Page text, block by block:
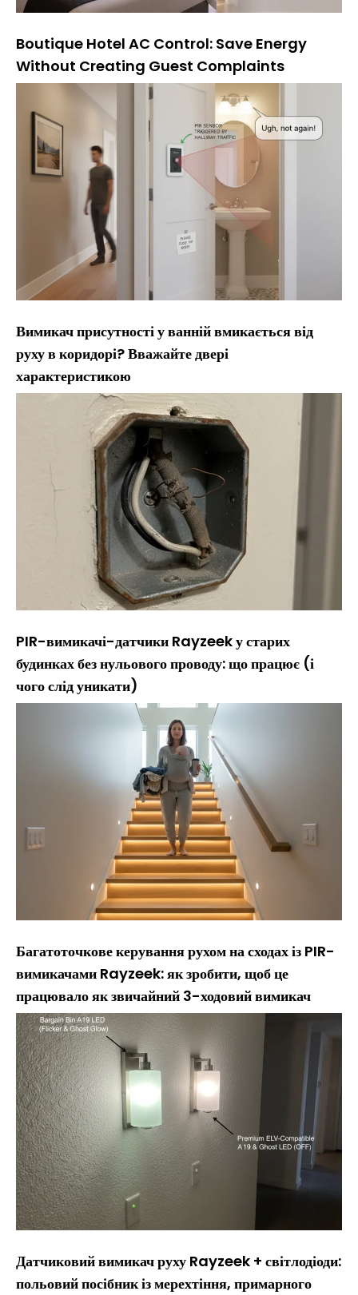
Boutique Hotel AC Control: Save Energy
Without Creating Guest Complaints
Вимикач присутності у ванній вмикається від
руху в коридорі? Вважайте двері
характеристикою
PIR-вимикачі-датчики Rayzeek у старих
будинках без нульового проводу: що працює (і
чого слід уникати)
Багатоточкове керування рухом на сходах із PIR-
вимикачами Rayzeek: як зробити, щоб це
працювало як звичайний 3-ходовий вимикач
Датчиковий вимикач руху Rayzeek + світлодіоди:
польовий посібник із мерехтіння, примарного